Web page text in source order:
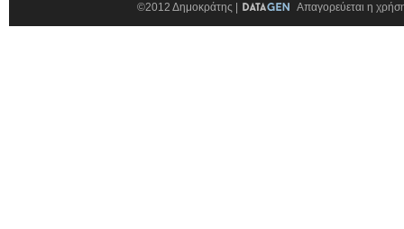
©2012 Δημοκράτης | Απαγορεύεται η